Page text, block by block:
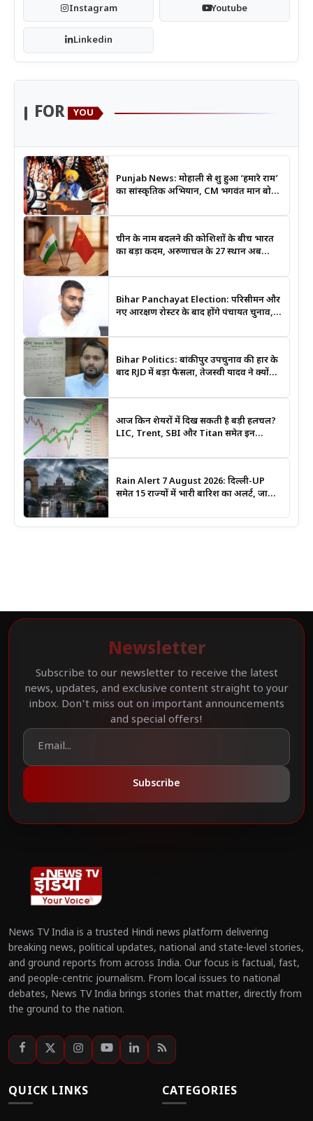
Instagram Youtube
Linkedin
FOR YOU
Punjab News: मोहाली से शुरू हुआ ‘हमारे राम’
का सांस्कृतिक अभियान, CM भगवंत मान बोले-
चीन के नाम बदलने की कोशिशों के बीच भारत
का बड़ा कदम, अरुणाचल के 27 स्थान अब
Bihar Panchayat Election: परिसीमन और
नए आरक्षण रोस्टर के बाद होंगे पंचायत चुनाव,
Bihar Politics: बांकीपुर उपचुनाव की हार के
बाद RJD में बड़ा फैसला, तेजस्वी यादव ने क्यों
आज किन शेयरों में दिख सकती है बड़ी हलचल?
LIC, Trent, SBI और Titan समेत इन
Rain Alert 7 August 2026: दिल्ली-UP
समेत 15 राज्यों में भारी बारिश का अलर्ट, जानिए
Newsletter
Subscribe to our newsletter to receive the latest
news, updates, and exclusive content straight to your
inbox. Don't miss out on important announcements
and special offers!
Subscribe
News TV India is a trusted Hindi news platform delivering
breaking news, political updates, national and state-level stories,
and ground reports from across India. Our focus is factual, fast,
and people-centric journalism. From local issues to national
debates, News TV India brings stories that matter, directly from
the ground to the nation.
QUICK LINKS CATEGORIES